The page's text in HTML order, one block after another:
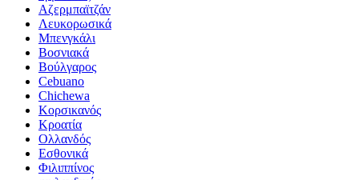
Αζερμπαϊτζάν
Λευκορωσικά
Μπενγκάλι
Βοσνιακά
Βούλγαρος
Cebuano
Chichewa
Κορσικανός
Κροατία
Ολλανδός
Εσθονικά
Φιλιππίνος